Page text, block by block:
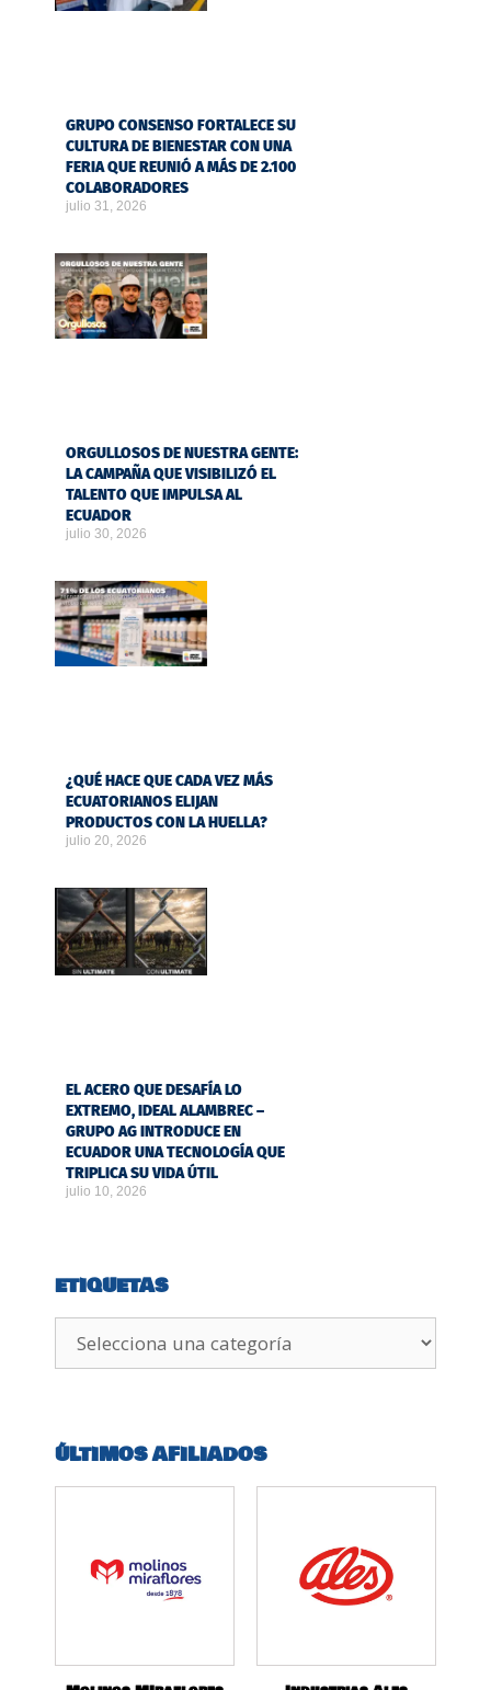
GRUPO CONSENSO FORTALECE SU
CULTURA DE BIENESTAR CON UNA
FERIA QUE REUNIÓ A MÁS DE 2.100
COLABORADORES
julio 31, 2026
ORGULLOSOS DE NUESTRA GENTE:
LA CAMPAÑA QUE VISIBILIZÓ EL
TALENTO QUE IMPULSA AL
ECUADOR
julio 30, 2026
¿QUÉ HACE QUE CADA VEZ MÁS
ECUATORIANOS ELIJAN
PRODUCTOS CON LA HUELLA?
julio 20, 2026
EL ACERO QUE DESAFÍA LO
EXTREMO, IDEAL ALAMBREC –
GRUPO AG INTRODUCE EN
ECUADOR UNA TECNOLOGÍA QUE
TRIPLICA SU VIDA ÚTIL
julio 10, 2026
ETIQUETAS
ÚLTIMOS AFILIADOS